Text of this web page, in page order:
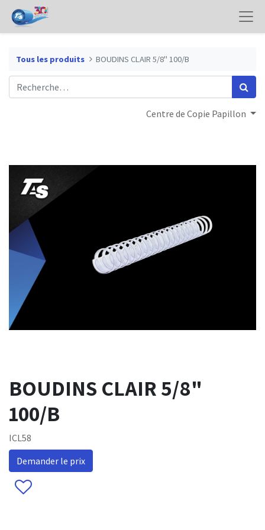
Tous les produits BOUDINS CLAIR 5/8" 100/B
Centre de Copie Papillon
BOUDINS CLAIR 5/8"
100/B
ICL58
Demander le prix